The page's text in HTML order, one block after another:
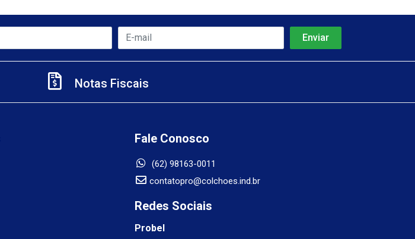
Notas Fiscais
Fale Conosco
(62) 98163-0011
contatopro@colchoes.ind.br
Redes Sociais
Probel